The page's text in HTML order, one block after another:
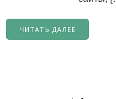
ЧИТАТЬ ДАЛЕЕ